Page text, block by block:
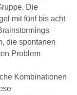
Die
mit fünf bis acht
die spontanen
Problem
Kombinationen